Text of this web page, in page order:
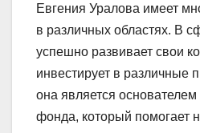
Евгения Уралова имеет
в различных областях. В
успешно развивает свои
инвестирует в различные
она является основателем
фонда, который